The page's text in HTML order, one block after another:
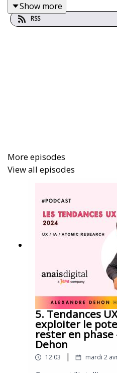
Pourquoi faire
Quels ont été les
Show more
RSS
More episodes
View all episodes
5. Tendances
exploiter le
rester en phase
Dehon
12:03 | mardi 2